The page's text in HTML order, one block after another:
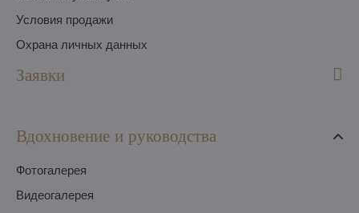
Условия продажи
Охрана личных данных
Заявки
Вдохновение и руководства
Фотогалерея
Видеогалерея